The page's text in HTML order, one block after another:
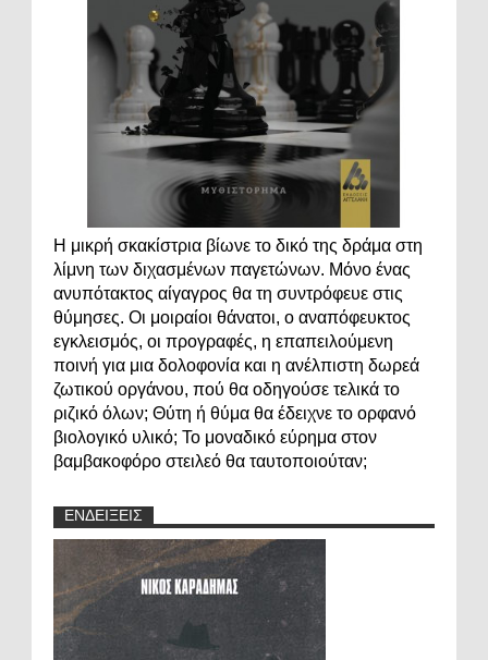
Η μικρή σκακίστρια βίωνε το δικό της δράμα στη
λίμνη των διχασμένων παγετώνων. Μόνο ένας
ανυπότακτος αίγαγρος θα τη συντρόφευε στις
θύμησες. Οι μοιραίοι θάνατοι, ο αναπόφευκτος
εγκλεισμός, οι προγραφές, η επαπειλούμενη
ποινή για μια δολοφονία και η ανέλπιστη δωρεά
ζωτικού οργάνου, πού θα οδηγούσε τελικά το
ριζικό όλων; Θύτη ή θύμα θα έδειχνε το ορφανό
βιολογικό υλικό; Το μοναδικό εύρημα στον
βαμβακοφόρο στειλεό θα ταυτοποιούταν;
ΕΝΔΕΙΞΕΙΣ